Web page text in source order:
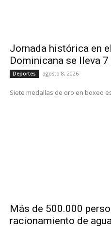
Jornada histórica en
Dominicana se lleva
Deportes agosto 8, 2026
Siete medallas de oro en boxeo
Más de 500.000
racionamiento de